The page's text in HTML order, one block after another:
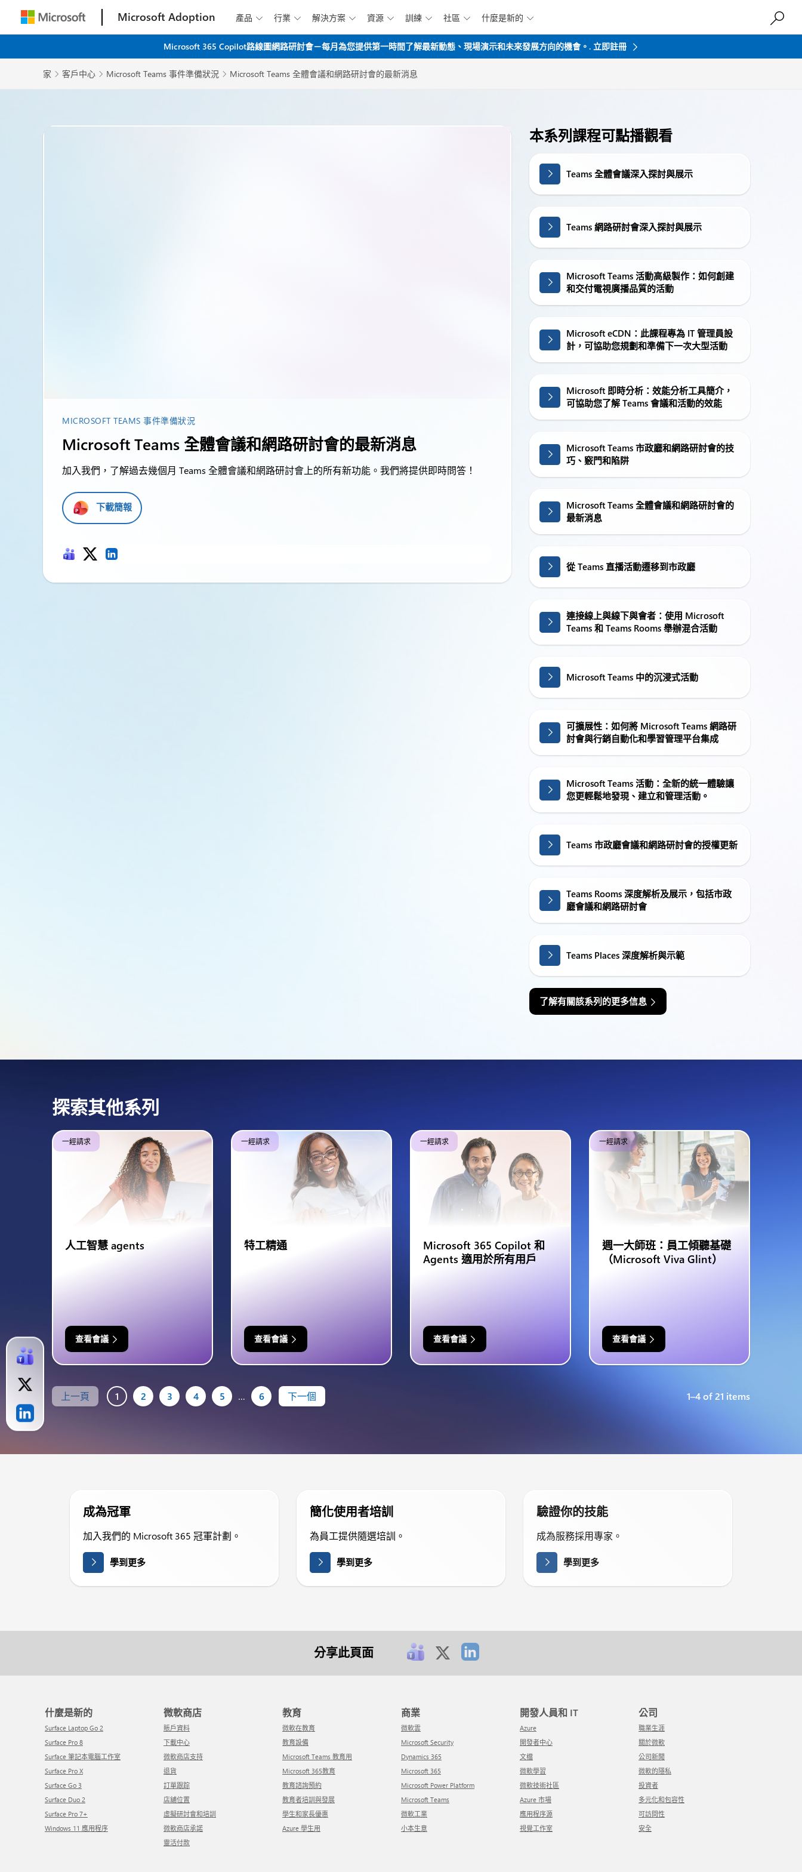
跳到主要內容
Microsoft Adoption 產品  行業  解決方案  資源  訓練  社區  什麼是新的 
Microsoft 365 Copilot路線圖網路研討會－每月為您提供第一時間了解最新動態、現場演示和未來發展方向的機會。. 立即註冊
家  客戶中心  Microsoft Teams 事件準備狀況  Microsoft Teams 全體會議和網路研討會的最新消息
MICROSOFT TEAMS 事件準備狀況
Microsoft Teams 全體會議和網路研討會的最新消息
加入我們，了解過去幾個月 Teams 全體會議和網路研討會上的所有新功能。我們將提供即時問答！
下載簡報
本系列課程可點播觀看
Teams 全體會議深入探討與展示
Teams 網路研討會深入探討與展示
Microsoft Teams 活動高級製作：如何創建
和交付電視廣播品質的活動
Microsoft eCDN：此課程專為 IT 管理員設
計，可協助您規劃和準備下一次大型活動
Microsoft 即時分析：效能分析工具簡介，
可協助您了解 Teams 會議和活動的效能
Microsoft Teams 市政廳和網路研討會的技
巧、竅門和陷阱
Microsoft Teams 全體會議和網路研討會的
最新消息
從 Teams 直播活動遷移到市政廳
連接線上與線下與會者：使用 Microsoft
Teams 和 Teams Rooms 舉辦混合活動
Microsoft Teams 中的沉浸式活動
可擴展性：如何將 Microsoft Teams 網路研
討會與行銷自動化和學習管理平台集成
Microsoft Teams 活動：全新的統一體驗讓
您更輕鬆地發現、建立和管理活動。
Teams 市政廳會議和網路研討會的授權更新
Teams Rooms 深度解析及展示，包括市政
廳會議和網路研討會
Teams Places 深度解析與示範
了解有關該系列的更多信息
探索其他系列
一經請求
人工智慧 agents
查看會議
一經請求
特工精通
查看會議
一經請求
Microsoft 365 Copilot 和
Agents 適用於所有用戶
查看會議
一經請求
週一大師班：員工傾聽基礎
（Microsoft Viva Glint）
查看會議
上一頁 1 2 3 4 5 … 6 下一個 1–4 of 21 items
成為冠軍
加入我們的 Microsoft 365 冠軍計劃。
學到更多
簡化使用者培訓
為員工提供隨選培訓。
學到更多
驗證你的技能
成為服務採用專家。
學到更多
分享此頁面
什麼是新的
Surface Laptop Go 2
Surface Pro 8
Surface 筆記本電腦工作室
Surface Pro X
Surface Go 3
Surface Duo 2
Surface Pro 7+
Windows 11 應用程序
微軟商店
賬戶資料
下載中心
微軟商店支持
退貨
訂單跟踪
店舖位置
虛擬研討會和培訓
微軟商店承諾
靈活付款
教育
微軟在教育
教育設備
Microsoft Teams 教育用
Microsoft 365教育
教育諮詢預約
教育者培訓與發展
學生和家長優惠
Azure 學生用
商業
微軟雲
Microsoft Security
Dynamics 365
Microsoft 365
Microsoft Power Platform
Microsoft Teams
微軟工業
小本生意
開發人員和 IT
Azure
開發者中心
文檔
微軟學習
微軟技術社區
Azure 市場
應用程序源
視覺工作室
公司
職業生涯
關於微軟
公司新聞
微軟的隱私
投資者
多元化和包容性
可訪問性
安全